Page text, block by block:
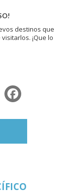
destinos que
¡Que lo